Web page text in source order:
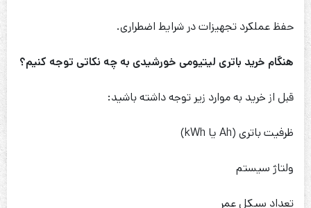
حفظ عملکرد تجهیزات در شرایط اضطراری.
هنگام خرید باتری لیتیومی خورشیدی به چه نکاتی توجه کنیم؟
قبل از خرید به موارد زیر توجه داشته باشید:
ظرفیت باتری (Ah یا kWh)
ولتاژ سیستم
تعداد سیکل عمر